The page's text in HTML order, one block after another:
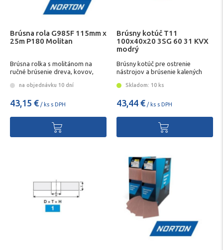
Brúsna rola G985F 115mm x
25m P180 Molitan
Brúsna rolka s molitánom na
ručné brúsenie dreva, kovov,
na objednávku 10 dní
43,15 € / ks s DPH
Brúsny kotúč T11
100x40x20 3SG 60 31 KVX
modrý
Brúsny kotúč pre ostrenie
nástrojov a brúsenie kalených
Skladom: 10 ks
43,44 € / ks s DPH